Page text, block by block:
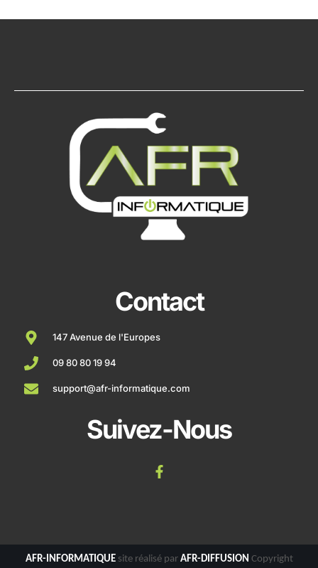
Contact
147 Avenue de l'Europes
09 80 80 19 94
support@afr-informatique.com
Suivez-Nous
AFR-INFORMATIQUEsite réalisé par AFR-DIFFUSION Copyright